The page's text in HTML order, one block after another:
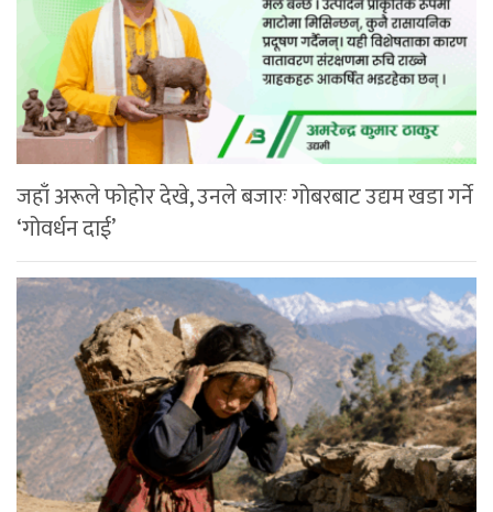
जहाँ अरूले फोहोर देखे, उनले बजारः गोबरबाट उद्यम खडा गर्ने
‘गोवर्धन दाई’